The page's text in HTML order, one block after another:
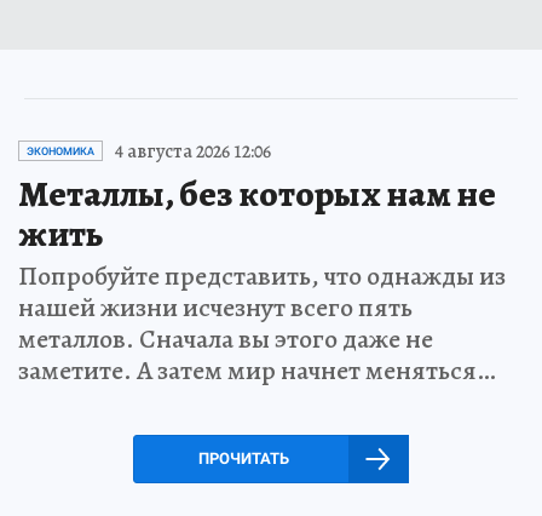
ЭКОНОМИКА 4 августа 2026 12:06
Металлы, без которых нам не
жить
Попробуйте представить, что однажды из
нашей жизни исчезнут всего пять
металлов. Сначала вы этого даже не
заметите. А затем мир начнет меняться…
ПРОЧИТАТЬ